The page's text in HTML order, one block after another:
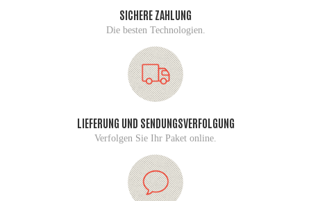
SICHERE ZAHLUNG
Die besten Technologien.
LIEFERUNG UND SENDUNGSVERFOLGUNG
Verfolgen Sie Ihr Paket online.